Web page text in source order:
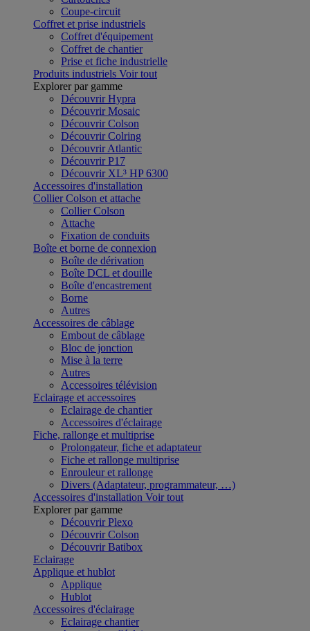
Coupe-circuit
Coffret et prise industriels
Coffret d'équipement
Coffret de chantier
Prise et fiche industrielle
Produits industriels Voir tout
Explorer par gamme
Découvrir Hypra
Découvrir Mosaic
Découvrir Colson
Découvrir Colring
Découvrir Atlantic
Découvrir P17
Découvrir XL³ HP 6300
Accessoires d'installation
Collier Colson et attache
Collier Colson
Attache
Fixation de conduits
Boîte et borne de connexion
Boîte de dérivation
Boîte DCL et douille
Boîte d'encastrement
Borne
Autres
Accessoires de câblage
Embout de câblage
Bloc de jonction
Mise à la terre
Autres
Accessoires télévision
Eclairage et accessoires
Eclairage de chantier
Accessoires d'éclairage
Fiche, rallonge et multiprise
Prolongateur, fiche et adaptateur
Fiche et rallonge multiprise
Enrouleur et rallonge
Divers (Adaptateur, programmateur, …)
Accessoires d'installation Voir tout
Explorer par gamme
Découvrir Plexo
Découvrir Colson
Découvrir Batibox
Eclairage
Applique et hublot
Applique
Hublot
Accessoires d'éclairage
Eclairage chantier